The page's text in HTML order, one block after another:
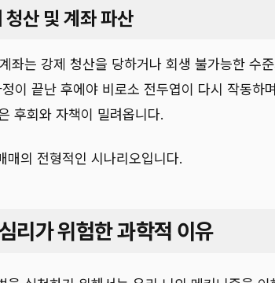
산 및 계좌 파산
좌는 강제 청산을 당하거나 회생 불가능한 수
이 끝난 후에야 비로소 전두엽이 다시 작동하
후회와 자책이 밀려옵니다.
매의 전형적인 시나리오입니다.
리가 위험한 과학적 이유